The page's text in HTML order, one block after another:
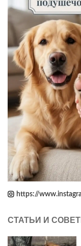
https://
СТАТЬИ И